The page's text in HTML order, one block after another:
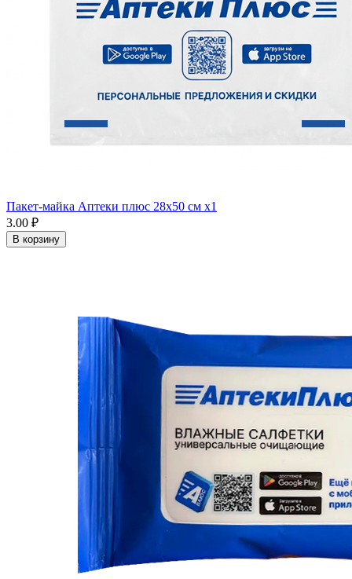
Пакет-майка Аптеки плюс 28х50 см x1
3.00 ₽
В корзину